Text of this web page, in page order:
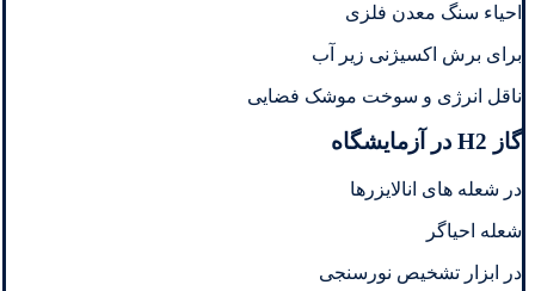
احیاء سنگ معدن فلزی
برای برش اکسیژنی زیر آب
ناقل انرژی و سوخت موشک فضایی
گاز H2 در آزمایشگاه
در شعله های انالایزرها
شعله احیاگر
در ابزار تشخیص نورسنجی